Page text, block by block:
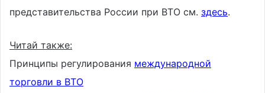
представительства России при ВТО см. здесь.
Читай также:
Принципы регулирования международной
торговли в ВТО